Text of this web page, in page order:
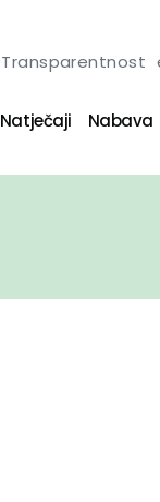
Transparentnost
Natječaji Nabava